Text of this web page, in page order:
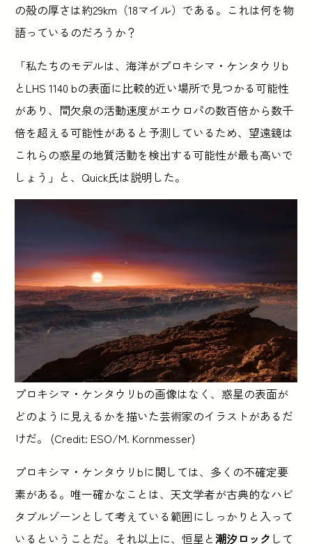
の殻の厚さは約29km（18マイル）である。これは何を物
語っているのだろうか？
「私たちのモデルは、海洋がプロキシマ・ケンタウリb
とLHS 1140 bの表面に比較的近い場所で見つかる可能性
があり、間欠泉の活動速度がエウロパの数百倍から数千
倍を超える可能性があると予測しているため、望遠鏡は
これらの惑星の地質活動を検出する可能性が最も高いで
しょう」と、Quick氏は説明した。
プロキシマ・ケンタウリbの画像はなく、惑星の表面が
どのように見えるかを描いた芸術家のイラストがあるだ
けだ。 (Credit: ESO/M. Kornmesser)
プロキシマ・ケンタウリbに関しては、多くの不確定要
素がある。唯一確かなことは、天文学者が古典的なハビ
タブルゾーンとして考えている範囲にしっかりと入って
いるということだ。それ以上に、恒星と潮汐ロック して